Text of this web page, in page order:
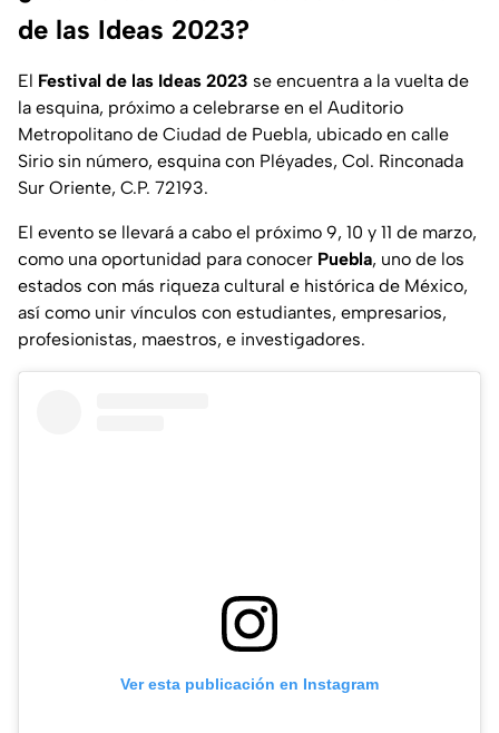
de las Ideas 2023?
El Festival de las Ideas 2023 se encuentra a la vuelta de
la esquina, próximo a celebrarse en el Auditorio
Metropolitano de Ciudad de Puebla, ubicado en calle
Sirio sin número, esquina con Pléyades, Col. Rinconada
Sur Oriente, C.P. 72193.
El evento se llevará a cabo el próximo 9, 10 y 11 de marzo,
como una oportunidad para conocer Puebla, uno de los
estados con más riqueza cultural e histórica de México,
así como unir vínculos con estudiantes, empresarios,
profesionistas, maestros, e investigadores.
Ver esta publicación en Instagram